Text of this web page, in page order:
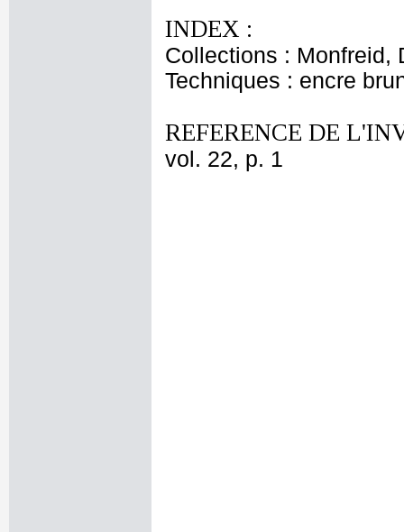
INDEX :
Collections : Monfreid,
Techniques : encre
REFERENCE DE
vol. 22, p. 1